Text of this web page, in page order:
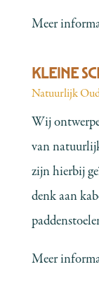
Meer
KLEINE
Natuurlijk
Wij
van
zijn hierbij
denk aan
Meer